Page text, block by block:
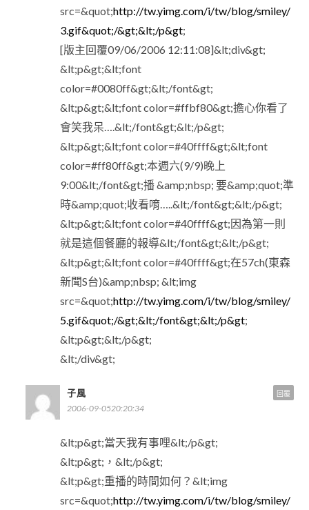
src=&quot;http://tw.yimg.com/i/tw/blog/smiley/
3.gif&quot;/&gt;&lt;/p&gt;
[版主回覆09/06/2006 12:11:08]&lt;div&gt;
&lt;p&gt;&lt;font
color=#0080ff&gt;&lt;/font&gt;
&lt;p&gt;&lt;font color=#ffbf80&gt;擔心你看了
會笑我呆….&lt;/font&gt;&lt;/p&gt;
&lt;p&gt;&lt;font color=#40ffff&gt;&lt;font
color=#ff80ff&gt;本週六(9/9)晚上
9:00&lt;/font&gt;播 &amp;nbsp; 要&amp;quot;準
時&amp;quot;收看唷…..&lt;/font&gt;&lt;/p&gt;
&lt;p&gt;&lt;font color=#40ffff&gt;因為第一則
就是這個餐廳的報導&lt;/font&gt;&lt;/p&gt;
&lt;p&gt;&lt;font color=#40ffff&gt;在57ch(東森
新聞S台)&amp;nbsp; &lt;img
src=&quot;http://tw.yimg.com/i/tw/blog/smiley/
5.gif&quot;/&gt;&lt;/font&gt;&lt;/p&gt;
&lt;p&gt;&lt;/p&gt;
&lt;/div&gt;
子風
2006-09-0520:20:34
&lt;p&gt;當天我有事哩&lt;/p&gt;
&lt;p&gt;，&lt;/p&gt;
&lt;p&gt;重播的時間如何？&lt;img
src=&quot;http://tw.yimg.com/i/tw/blog/smiley/
回覆